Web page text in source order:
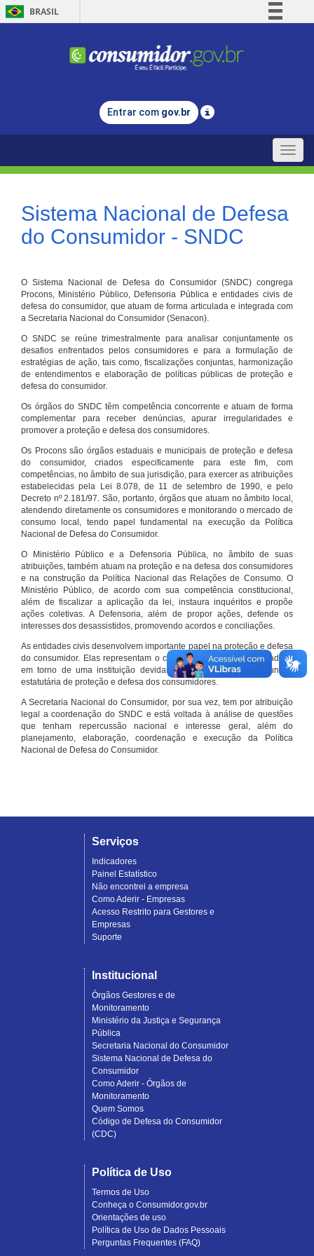
BRASIL
Comunica BR
Legislação
Entrar com gov.br
Toggle
Sistema Nacional de Defesa
do Consumidor - SNDC
O Sistema Nacional de Defesa do Consumidor (SNDC) congrega
Procons, Ministério Público, Defensoria Pública e entidades civis de
defesa do consumidor, que atuam de forma articulada e integrada com
a Secretaria Nacional do Consumidor (Senacon).
O SNDC se reúne trimestralmente para analisar conjuntamente os
desafios enfrentados pelos consumidores e para a formulação de
estratégias de ação, tais como, fiscalizações conjuntas, harmonização
de entendimentos e elaboração de políticas públicas de proteção e
defesa do consumidor.
Os órgãos do SNDC têm competência concorrente e atuam de forma
complementar para receber denúncias, apurar irregularidades e
promover a proteção e defesa dos consumidores.
Os Procons são órgãos estaduais e municipais de proteção e defesa
do consumidor, criados especificamente para este fim, com
competências, no âmbito de sua jurisdição, para exercer as atribuições
estabelecidas pela Lei 8.078, de 11 de setembro de 1990, e pelo
Decreto nº 2.181/97. São, portanto, órgãos que atuam no âmbito local,
atendendo diretamente os consumidores e monitorando o mercado de
consumo local, tendo papel fundamental na execução da Política
Nacional de Defesa do Consumidor.
O Ministério Público e a Defensoria Pública, no âmbito de suas
atribuições, também atuam na proteção e na defesa dos consumidores
e na construção da Política Nacional das Relações de Consumo. O
Ministério Público, de acordo com sua competência constitucional,
além de fiscalizar a aplicação da lei, instaura inquéritos e propõe
ações coletivas. A Defensoria, além de propor ações, defende os
interesses dos desassistidos, promovendo acordos e conciliações.
As entidades civis desenvolvem importante papel na proteção e defesa
do consumidor. Elas representam o conjunto organizado de cidadãos
em torno de uma instituição devidamente registrada e com função
estatutária de proteção e defesa dos consumidores.
A Secretaria Nacional do Consumidor, por sua vez, tem por atribuição
legal a coordenação do SNDC e está voltada à análise de questões
que tenham repercussão nacional e interesse geral, além do
planejamento, elaboração, coordenação e execução da Política
Nacional de Defesa do Consumidor.
Serviços
Indicadores
Painel Estatístico
Não encontrei a empresa
Como Aderir - Empresas
Acesso Restrito para Gestores e
Empresas
Suporte
Institucional
Órgãos Gestores e de
Monitoramento
Ministério da Justiça e Segurança
Pública
Secretaria Nacional do Consumidor
Sistema Nacional de Defesa do
Consumidor
Como Aderir - Órgãos de
Monitoramento
Quem Somos
Código de Defesa do Consumidor
(CDC)
Política de Uso
Termos de Uso
Conheça o Consumidor.gov.br
Orientações de uso
Política de Uso de Dados Pessoais
Perguntas Frequentes (FAQ)